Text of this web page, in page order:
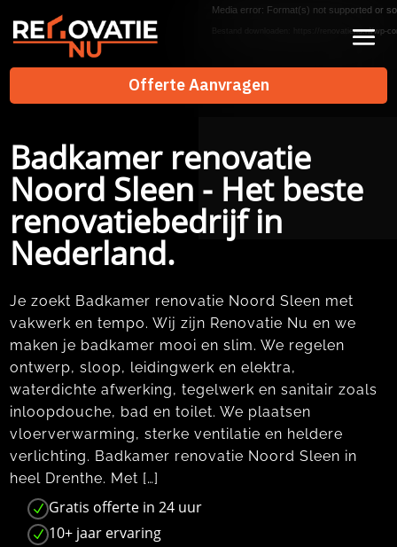
Offerte Aanvragen
Offerte Aanvragen
Media error: Format(s) not supported or
Bestand downloaden: https://renovatienu.nl/wp-
Badkamer renovatie
Noord Sleen - Het beste
renovatiebedrijf in
Nederland.
Je zoekt Badkamer renovatie Noord Sleen met
vakwerk en tempo. Wij zijn Renovatie Nu en we
maken je badkamer mooi en slim. We regelen
ontwerp, sloop, leidingwerk en elektra,
waterdichte afwerking, tegelwerk en sanitair zoals
inloopdouche, bad en toilet. We plaatsen
vloerverwarming, sterke ventilatie en heldere
verlichting. Badkamer renovatie Noord Sleen in
heel Drenthe. Met […]
N Gratis offerte in 24 uur
N 10+ jaar ervaring